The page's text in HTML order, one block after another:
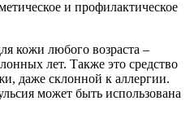
и профилактическое
кожи любого возраста –
лет. Также это средство
даже склонной к аллергии.
может быть использована